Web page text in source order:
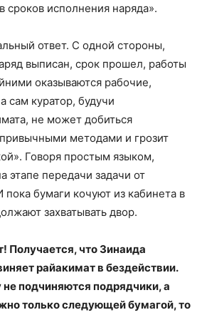
сроков исполнения наряда».
ответ. С одной стороны,
выписан, срок прошел, работы
оказываются рабочие,
сам куратор, будучи
не может добиться
методами и грозит
Говоря простым языком,
этапе передачи задачи от
пока бумаги кочуют из кабинета в
захватывать двор.
Получается, что Зинаида
райакимат в бездействии.
не подчиняются подрядчики, а
только следующей бумагой, то